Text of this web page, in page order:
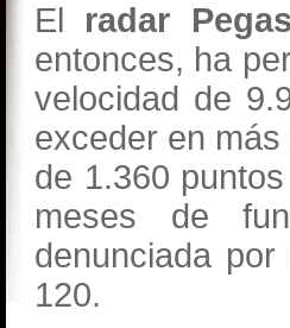
El radar
entonces, ha
velocidad de
exceder en
de 1.360
meses de
denunciada
120.